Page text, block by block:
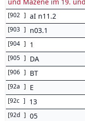
[902 ] aI n11.2
[903 ] n03.1
[904 ] 1
[905 ] DA
[906 ] BT
[92a ] E
[92c ] 13
[92d ] 05